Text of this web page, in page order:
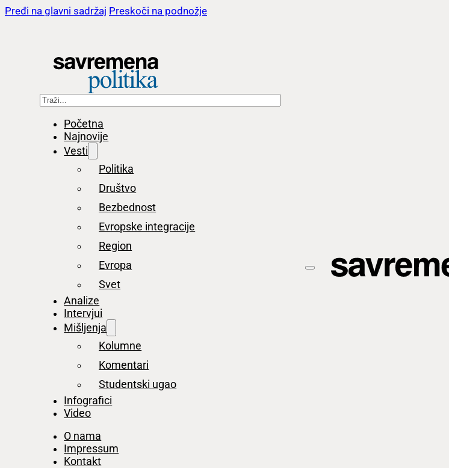
Pređi na glavni sadržaj Preskoči na podnožje
Pretraga
Početna
Najnovije
Vesti
Politika
Društvo
Bezbednost
Evropske integracije
Region
Evropa
Svet
Analize
Intervjui
Mišljenja
Kolumne
Komentari
Studentski ugao
Infografici
Video
O nama
Impressum
Kontakt